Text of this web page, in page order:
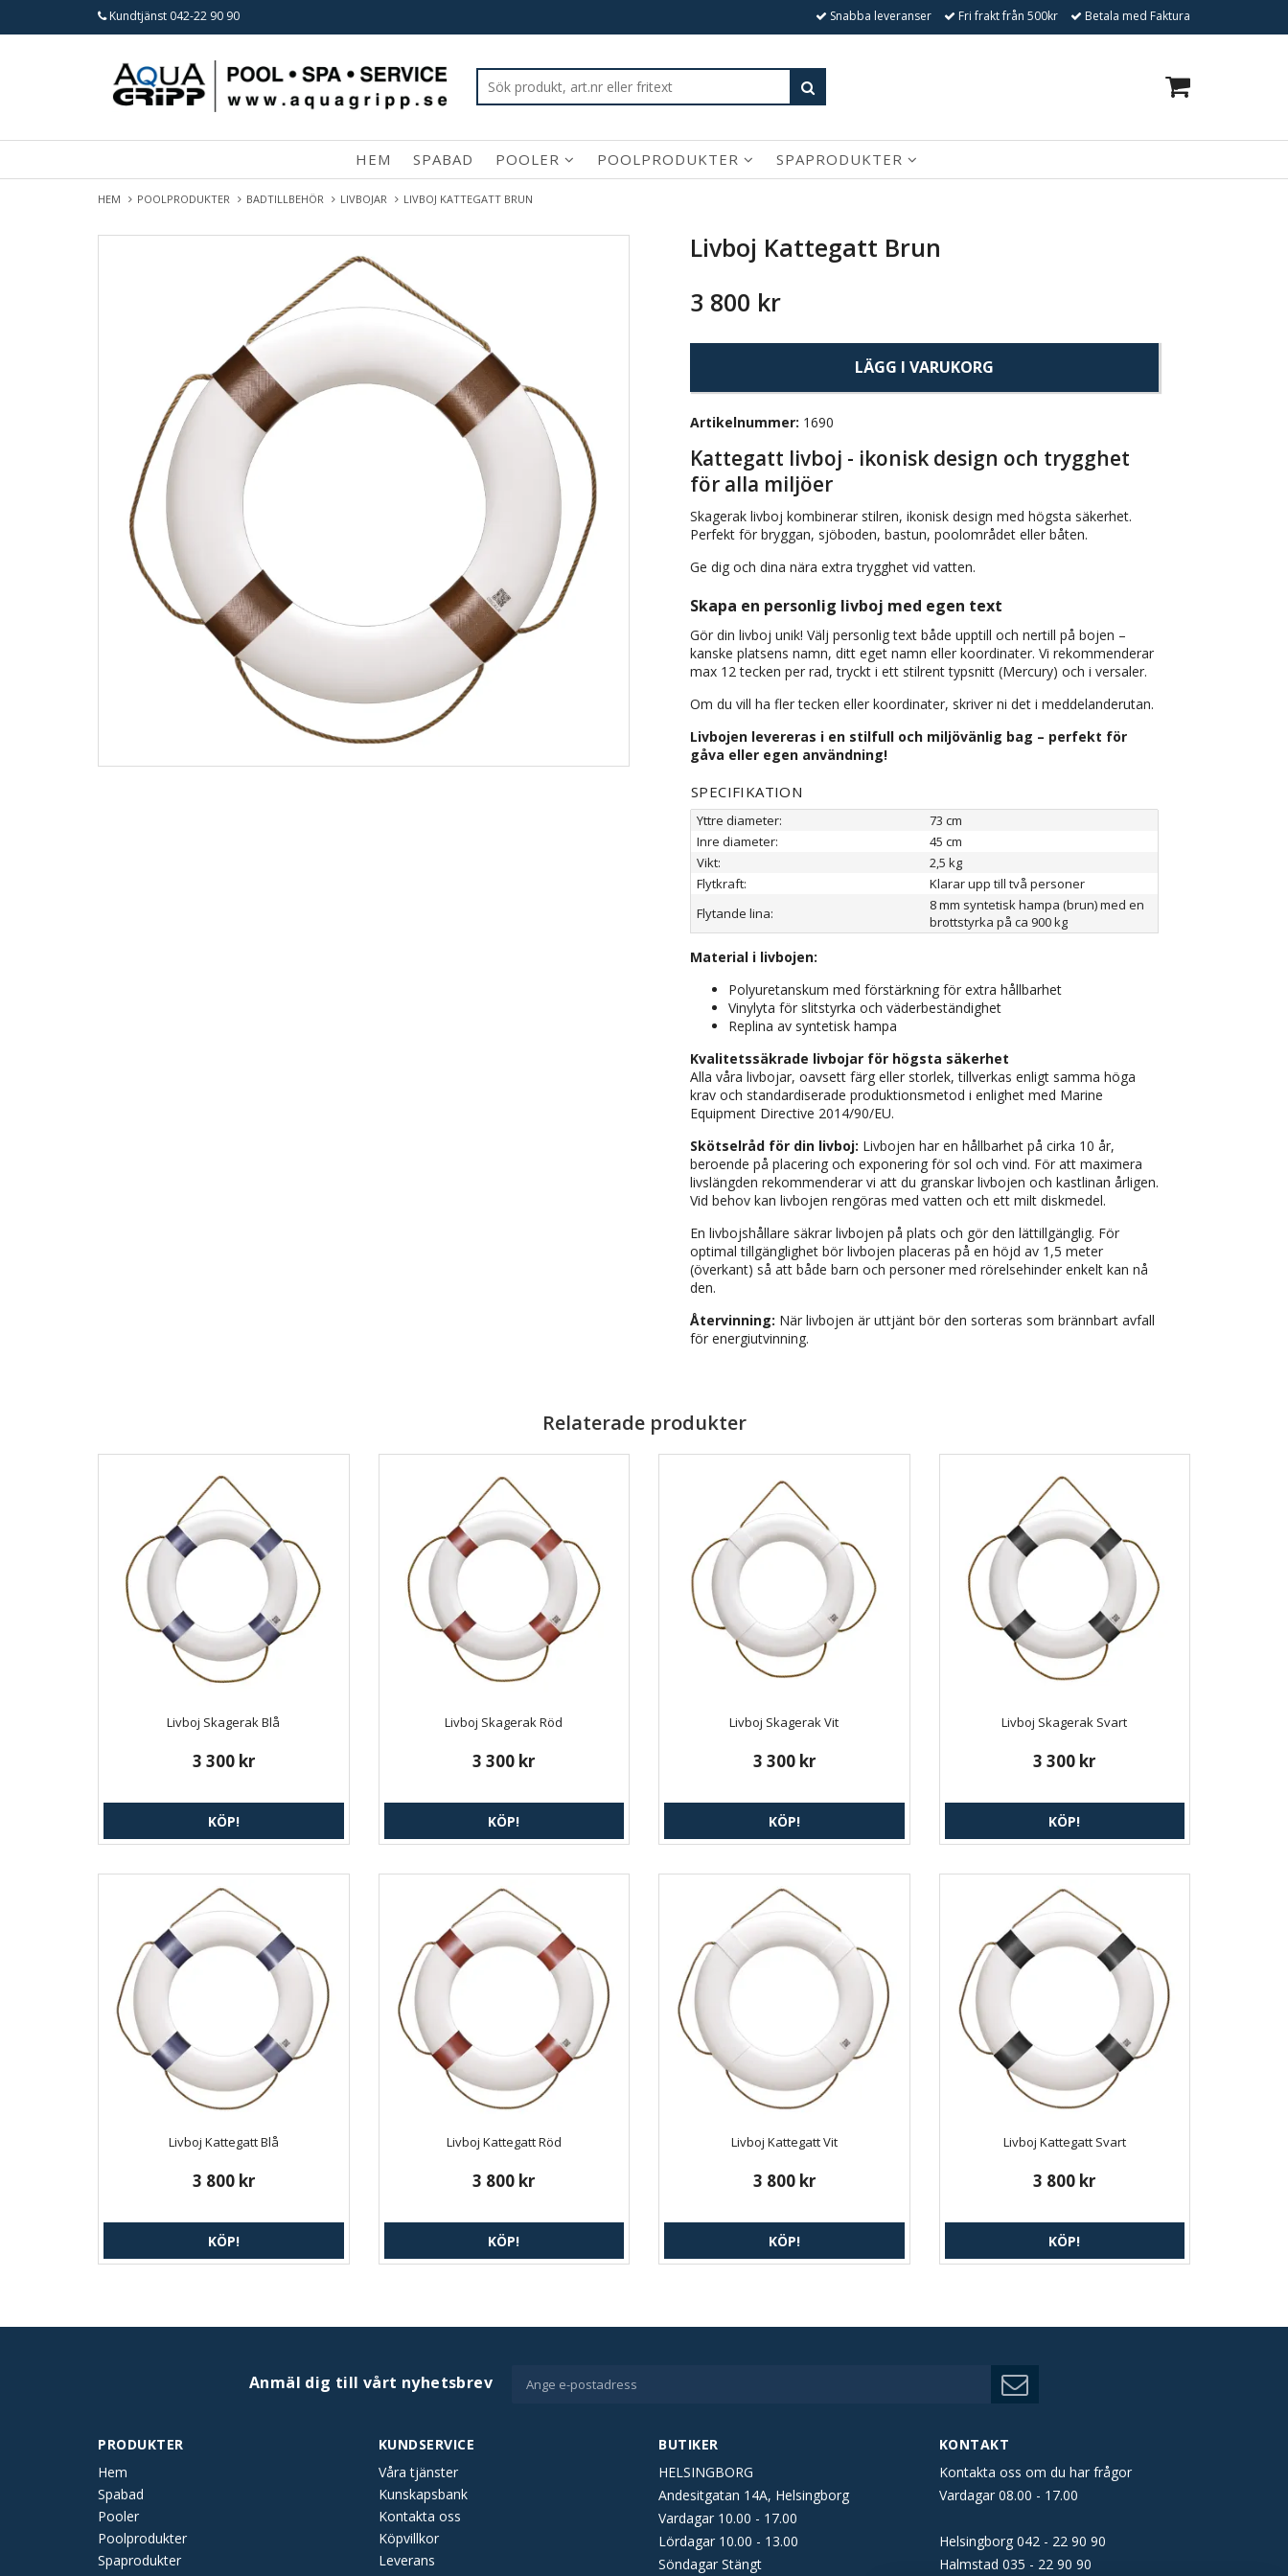
Kundtjänst 042-22 90 90 Snabba leveranser Fri frakt från 500kr Betala med Faktura
0
HEM SPABAD POOLER POOLPRODUKTER SPAPRODUKTER
HEM POOLPRODUKTER BADTILLBEHÖR LIVBOJAR LIVBOJ KATTEGATT BRUN
Livboj Kattegatt Brun
3 800 kr
LÄGG I VARUKORG
Artikelnummer: 1690
Kattegatt livboj - ikonisk design och trygghet
för alla miljöer
Skagerak livboj kombinerar stilren, ikonisk design med högsta säkerhet.
Perfekt för bryggan, sjöboden, bastun, poolområdet eller båten.
Ge dig och dina nära extra trygghet vid vatten.
Skapa en personlig livboj med egen text
Gör din livboj unik! Välj personlig text både upptill och nertill på bojen –
kanske platsens namn, ditt eget namn eller koordinater. Vi rekommenderar
max 12 tecken per rad, tryckt i ett stilrent typsnitt (Mercury) och i versaler.
Om du vill ha fler tecken eller koordinater, skriver ni det i meddelanderutan.
Livbojen levereras i en stilfull och miljövänlig bag – perfekt för
gåva eller egen användning!
SPECIFIKATION
Yttre diameter:
73 cm
Inre diameter:
45 cm
Vikt:
2,5 kg
Flytkraft:
Klarar upp till två personer
Flytande lina:
8 mm syntetisk hampa (brun) med en
brottstyrka på ca 900 kg
Material i livbojen:
Polyuretanskum med förstärkning för extra hållbarhet
Vinylyta för slitstyrka och väderbeständighet
Replina av syntetisk hampa
Kvalitetssäkrade livbojar för högsta säkerhet
Alla våra livbojar, oavsett färg eller storlek, tillverkas enligt samma höga
krav och standardiserade produktionsmetod i enlighet med Marine
Equipment Directive 2014/90/EU.
Skötselråd för din livboj: Livbojen har en hållbarhet på cirka 10 år,
beroende på placering och exponering för sol och vind. För att maximera
livslängden rekommenderar vi att du granskar livbojen och kastlinan årligen.
Vid behov kan livbojen rengöras med vatten och ett milt diskmedel.
En livbojshållare säkrar livbojen på plats och gör den lättillgänglig. För
optimal tillgänglighet bör livbojen placeras på en höjd av 1,5 meter
(överkant) så att både barn och personer med rörelsehinder enkelt kan nå
den.
Återvinning: När livbojen är uttjänt bör den sorteras som brännbart avfall
för energiutvinning.
Relaterade produkter
Livboj Skagerak Blå
3 300 kr
KÖP!
Livboj Skagerak Röd
3 300 kr
KÖP!
Livboj Skagerak Vit
3 300 kr
KÖP!
Livboj Skagerak Svart
3 300 kr
KÖP!
Livboj Kattegatt Blå
3 800 kr
KÖP!
Livboj Kattegatt Röd
3 800 kr
KÖP!
Livboj Kattegatt Vit
3 800 kr
KÖP!
Livboj Kattegatt Svart
3 800 kr
KÖP!
PRODUKTER
Hem
Spabad
Pooler
Poolprodukter
Spaprodukter
Anmäl dig till vårt nyhetsbrev
KUNDSERVICE
Våra tjänster
Kunskapsbank
Kontakta oss
Köpvillkor
Leverans
BUTIKER
HELSINGBORG
Andesitgatan 14A, Helsingborg
Vardagar 10.00 - 17.00
Lördagar 10.00 - 13.00
Söndagar Stängt
KONTAKT
Kontakta oss om du har frågor
Vardagar 08.00 - 17.00
Helsingborg 042 - 22 90 90
Halmstad 035 - 22 90 90